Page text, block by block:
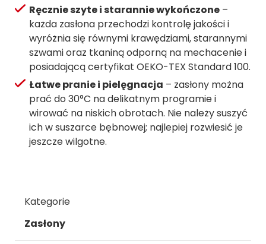
Ręcznie szyte i starannie wykończone –
każda zasłona przechodzi kontrolę jakości i
wyróżnia się równymi krawędziami, starannymi
szwami oraz tkaniną odporną na mechacenie i
posiadającą certyfikat OEKO-TEX Standard 100.
Łatwe pranie i pielęgnacja – zasłony można
prać do 30°C na delikatnym programie i
wirować na niskich obrotach. Nie należy suszyć
ich w suszarce bębnowej; najlepiej rozwiesić je
jeszcze wilgotne.
Kategorie
Zasłony